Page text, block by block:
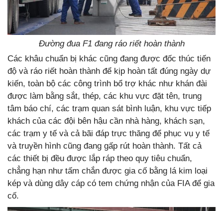
Đường đua F1 đang ráo riết hoàn thành
Các khâu chuẩn bị khác cũng đang được đốc thúc tiến
độ và ráo riết hoàn thành để kịp hoàn tất đúng ngày dự
kiến, toàn bộ các công trình bổ trợ khác như khán đài
được làm bằng sắt, thép, các khu vực đặt tên, trung
tâm báo chí, các trạm quan sát bình luận, khu vực tiếp
khách của các đội bên hậu cần nhà hàng, khách sạn,
các trạm y tế và cả bãi đáp trực thăng để phục vụ y tế
và truyền hình cũng đang gấp rút hoàn thành. Tất cả
các thiết bị đều được lắp ráp theo quy tiêu chuẩn,
chẳng hạn như tấm chắn được gia cố bằng lá kim loại
kép và dùng dây cáp có tem chứng nhận của FIA để gia
cố.